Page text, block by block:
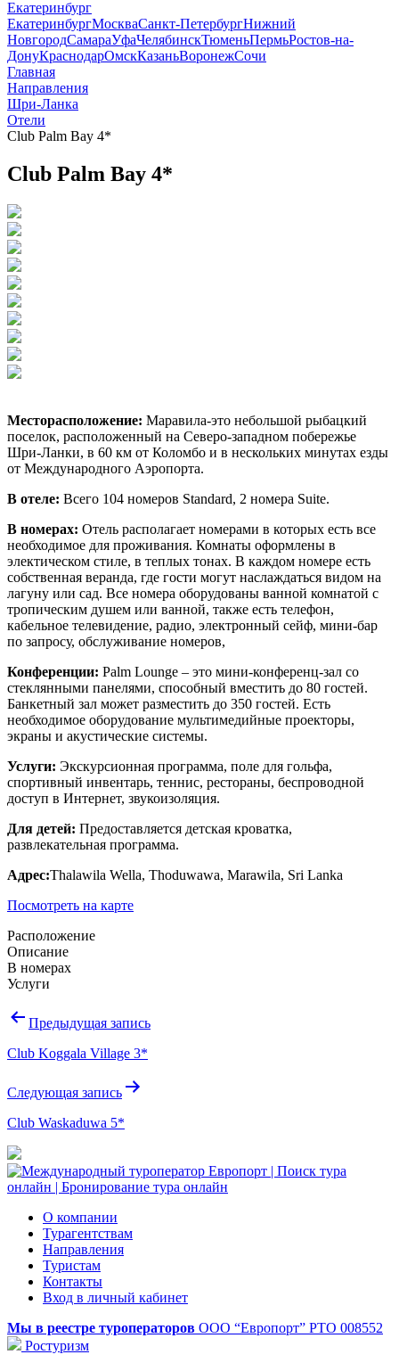
Екатеринбург
ЕкатеринбургМоскваСанкт-ПетербургНижний
НовгородСамараУфаЧелябинскТюменьПермьРостов-на-
ДонуКраснодарОмскКазаньВоронежСочи
Главная
Направления
Шри-Ланка
Отели
Club Palm Bay 4*
Club Palm Bay 4*
Месторасположение: Маравила-это небольшой рыбацкий
поселок, расположенный на Северо-западном побережье
Шри-Ланки, в 60 км от Коломбо и в нескольких минутах езды
от Международного Аэропорта.
В отеле: Всего 104 номеров Standard, 2 номера Suite.
В номерах: Отель располагает номерами в которых есть все
необходимое для проживания. Комнаты оформлены в
электическом стиле, в теплых тонах. В каждом номере есть
собственная веранда, где гости могут наслаждаться видом на
лагуну или сад. Все номера оборудованы ванной комнатой с
тропическим душем или ванной, также есть телефон,
кабельное телевидение, радио, электронный сейф, мини-бар
по запросу, обслуживание номеров,
Конференции: Palm Lounge – это мини-конференц-зал со
стеклянными панелями, способный вместить до 80 гостей.
Банкетный зал может разместить до 350 гостей. Есть
необходимое оборудование мультимедийные проекторы,
экраны и акустические системы.
Услуги: Экскурсионная программа, поле для гольфа,
спортивный инвентарь, теннис, рестораны, беспроводной
доступ в Интернет, звукоизоляция.
Для детей: Предоставляется детская кроватка,
развлекательная программа.
Адрес:Thalawila Wella, Thoduwawa, Marawila, Sri Lanka
Посмотреть на карте
Расположение
Описание
В номерах
Услуги
Навигация
записям
Предыдущая запись
Club Koggala Village 3*
Следующая запись
Club Waskaduwa 5*
О компании
Турагентствам
Направления
Туристам
Контакты
Вход в личный кабинет
Мы в реестре туроператоров ООО “Европорт” РТО 008552
Ростуризм